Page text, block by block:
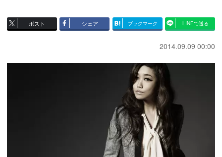
ポスト シェア ブックマーク LINEで送る
2014.09.09 00:00